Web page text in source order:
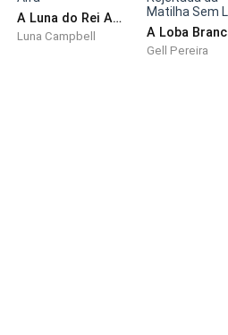
A Luna do Rei Alfa
Luna Campbell
Gell Pereira